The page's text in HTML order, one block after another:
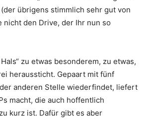
übrigens stimmlich sehr gut von
den Drive, der Ihr nun so
zu etwas besonderem, zu etwas,
heraussticht. Gepaart mit fünf
anderen Stelle wiederfindet, liefert
macht, die auch hoffentlich
kurz ist. Dafür gibt es aber